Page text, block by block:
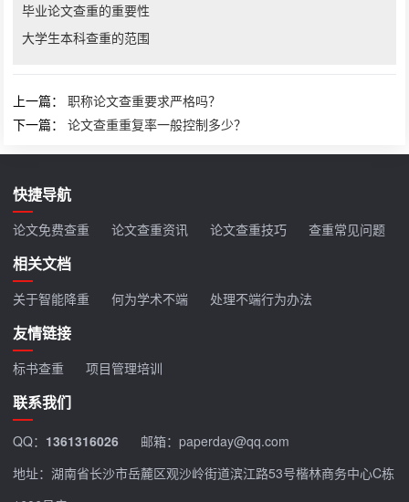
毕业论文查重的重要性
大学生本科查重的范围
上一篇：职称论文查重要求严格吗？
下一篇：论文查重重复率一般控制多少？
快捷导航
论文免费查重 论文查重资讯 论文查重技巧 查重常见问题
相关文档
关于智能降重 何为学术不端 处理不端行为办法
友情链接
标书查重 项目管理培训
联系我们
QQ： 1361316026
邮箱：paperday@qq.com
地址：湖南省长沙市岳麓区观沙岭街道滨江路53号楷林商务中心C栋